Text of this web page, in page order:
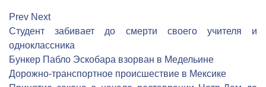
Prev Next
Студент забивает до смерти своего учителя и
одноклассника
Бункер Пабло Эскобара взорван в Медельине
Дорожно-транспортное происшествие в Мексике